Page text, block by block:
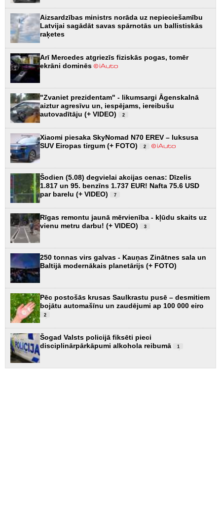
Aizsardzības ministrs norāda uz nepieciešamību
Latvijai sagādāt savas spārnotās un ballistiskās
raķetes
Arī Mercedes atgriezīs fiziskās pogas, tomēr
ekrāni dominēs
"Zvaniet prezidentam" - likumsargi Āgenskalnā
aiztur agresīvu un, iespējams, iereibušu
autovadītāju (+ VIDEO)
2
Xiaomi piesaka SkyNomad N70 EREV – luksusa
SUV Eiropas tirgum (+ FOTO)
2
Šodien (5.08) degvielai akcijas cenas: Dīzelis
1.817 un 95. benzīns 1.737 EUR! Nafta 75.6 USD
par barelu (+ VIDEO)
7
Rīgas remontu jaunā mērvienība - kļūdu skaits uz
vienu metru darbu! (+ VIDEO)
3
250 tonnas virs galvas - Kauņas Zinātnes sala un
Baltijā modernākais planetārijs (+ FOTO)
Pēc postošās krusas Saulkrastu pusē – desmitiem
bojātu automašīnu un zaudējumi ap 100 000 eiro
2
Šogad Valsts policijā fiksēti pieci
disciplinārpārkāpumi alkohola reibumā
1